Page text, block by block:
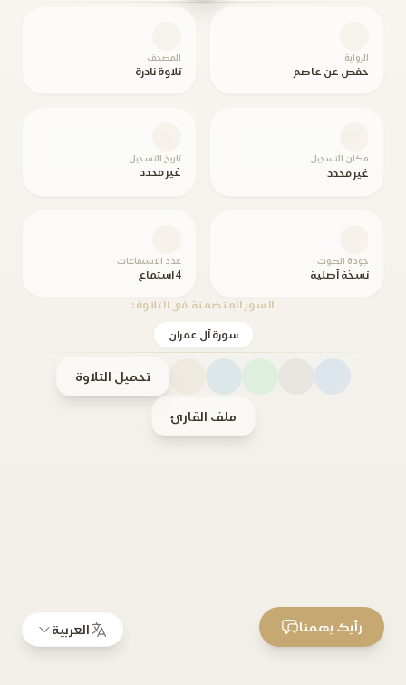
الرواية
حفص عن عاصم
المصحف
تلاوة نادرة
مكان التسجيل
غير محدد
تاريخ التسجيل
غير محدد
جودة الصوت
نسخة أصلية
عدد الاستماعات
4 استماع
السور المتضمنة في التلاوة:
سورة آل عمران
تحميل التلاوة
ملف القارئ
العربية رأيك يهمنا